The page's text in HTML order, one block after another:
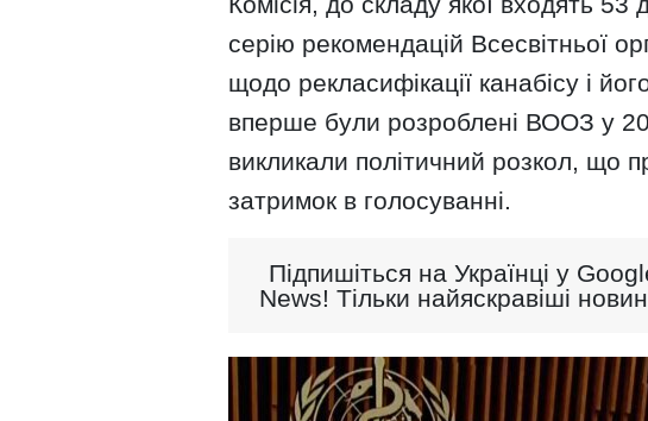
серію рекомендацій Всесвітньої
щодо рекласифікації канабісу і
вперше були розроблені ВООЗ у
викликали політичний розкол, що
затримок в голосуванні.
Підпишіться на Українці у
News! Тільки найяскравіші